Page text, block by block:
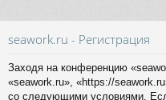
иseawork.ru - Регистрация
Заходя на конференцию
«seawork.ru», «https://
со следующими условиями.